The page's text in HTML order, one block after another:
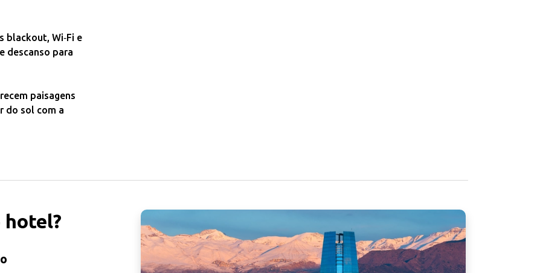
blackout, Wi‑Fi e
descanso para
paisagens
do sol com a
hotel?